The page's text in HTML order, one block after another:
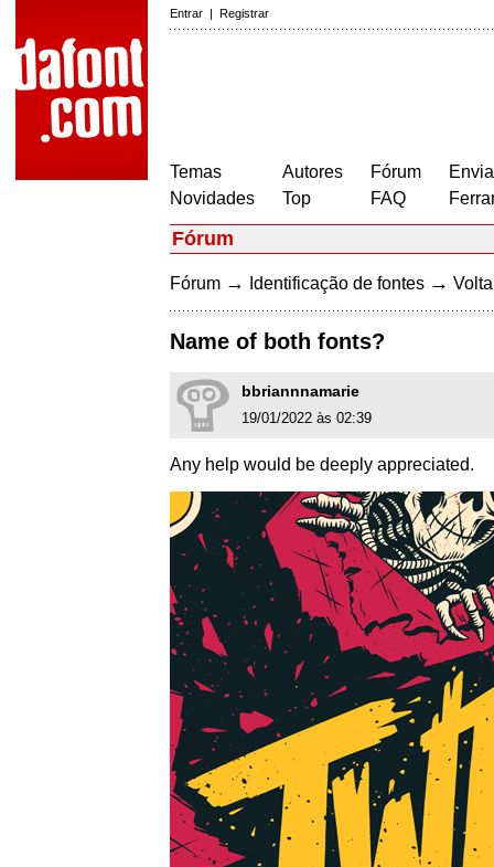
Entrar | Registrar
Temas
Novidades
Autores
Top
Fórum
FAQ
Fórum
Fórum → Identificação de fontes →
Name of both fonts?
bbriannnamarie
19/01/2022 às 02:39
Any help would be deeply appreciated.